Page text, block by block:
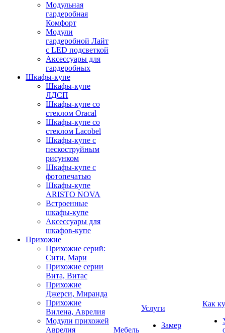
Модульная
гардеробная
Комфорт
Модули
гардеробной Лайт
с LED подсветкой
Аксессуары для
гардеробных
Шкафы-купе
Шкафы-купе
ЛДСП
Шкафы-купе со
стеклом Oracal
Шкафы-купе со
стеклом Lacobel
Шкафы-купе с
пескоструйным
рисунком
Шкафы-купе с
фотопечатью
Шкафы-купе
ARISTO NOVA
Встроенные
шкафы-купе
Аксессуары для
шкафов-купе
Прихожие
Прихожие серий:
Сити, Мари
Прихожие серии
Вита, Витас
Прихожие
Джерси, Миранда
Прихожие
Вилена, Аврелия
Модули прихожей
Аврелия
Мебель
Услуги
Замер
Как